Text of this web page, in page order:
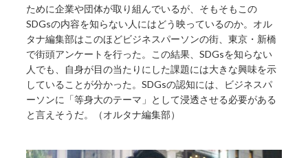
ために企業や団体が取り組んでいるが、そもそもこの
SDGsの内容を知らない人にはどう映っているのか。オル
タナ編集部はこのほどビジネスパーソンの街、東京・新橋
で街頭アンケートを行った。この結果、SDGsを知らない
人でも、自身が目の当たりにした課題には大きな興味を示
していることが分かった。SDGsの認知には、ビジネスパ
ーソンに「等身大のテーマ」として浸透させる必要がある
と言えそうだ。（オルタナ編集部）